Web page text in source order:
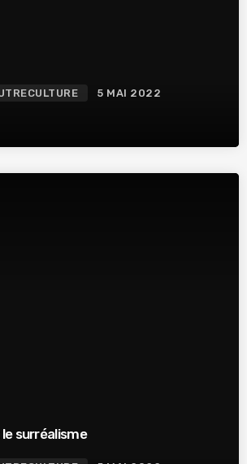
5 MAI 2022
surréalisme